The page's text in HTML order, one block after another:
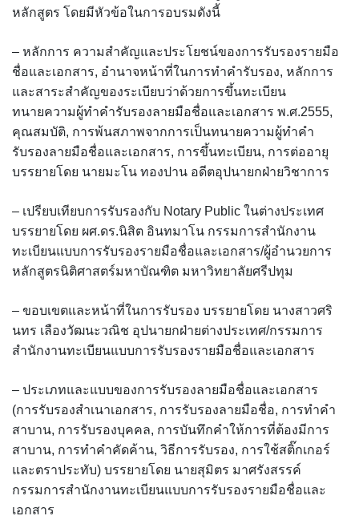
หลักสูตร โดยมีหัวข้อในการอบรมดังนี้
– หลักการ ความสำคัญและประโยชน์ของการรับรองรายมือ
ชื่อและเอกสาร, อำนาจหน้าที่ในการทำคำรับรอง, หลักการ
และสาระสำคัญของระเบียบว่าด้วยการขึ้นทะเบียน
ทนายความผู้ทำคำรับรองลายมือชื่อและเอกสาร พ.ศ.2555,
คุณสมบัติ, การพ้นสภาพจากการเป็นทนายความผู้ทำคำ
รับรองลายมือชื่อและเอกสาร, การขึ้นทะเบียน, การต่ออายุ
บรรยายโดย นายมะโน ทองปาน อดีตอุปนายกฝ่ายวิชาการ
– เปรียบเทียบการรับรองกับ Notary Public ในต่างประเทศ
บรรยายโดย ผศ.ดร.นิสิต อินทมาโน กรรมการสำนักงาน
ทะเบียนแบบการรับรองรายมือชื่อและเอกสาร/ผู้อำนวยการ
หลักสูตรนิติศาสตร์มหาบัณฑิต มหาวิทยาลัยศรีปทุม
– ขอบเขตและหน้าที่ในการรับรอง บรรยายโดย นางสาวศริ
นทร เลืองวัฒนะวณิช อุปนายกฝ่ายต่างประเทศ/กรรมการ
สำนักงานทะเบียนแบบการรับรองรายมือชื่อและเอกสาร
– ประเภทและแบบของการรับรองลายมือชื่อและเอกสาร
(การรับรองสำเนาเอกสาร, การรับรองลายมือชื่อ, การทำคำ
สาบาน, การรับรองบุคคล, การบันทึกคำให้การที่ต้องมีการ
สาบาน, การทำคำคัดค้าน, วิธีการรับรอง, การใช้สติ๊กเกอร์
และตราประทับ) บรรยายโดย นายสุมิตร มาศรังสรรค์
กรรมการสำนักงานทะเบียนแบบการรับรองรายมือชื่อและ
เอกสาร